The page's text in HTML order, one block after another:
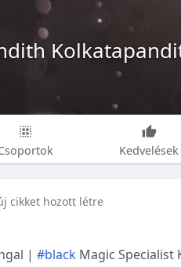
Kedvelések
cikket hozott létre
| #black Magic Specialist